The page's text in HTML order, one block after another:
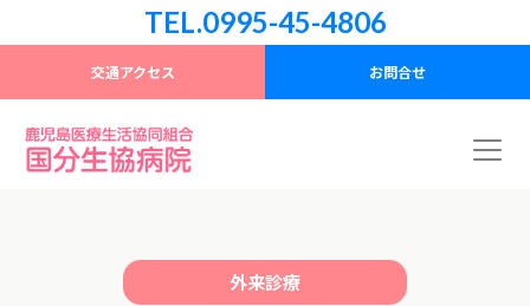
TEL.0995-45-4806
交通アクセス お問合せ
外来診療